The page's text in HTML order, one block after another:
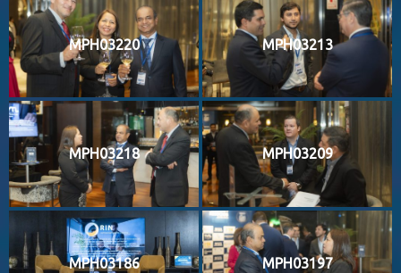
MPH03220 MPH03213
MPH03218 MPH03209
MPH03186 MPH03197